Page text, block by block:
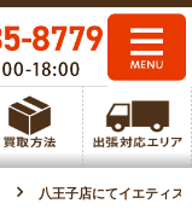
八王子店にてイエティ